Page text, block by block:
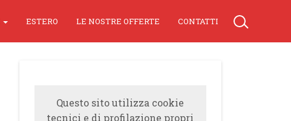
ESTERO LE NOSTRE OFFERTE CONTATTI
Questo sito utilizza cookie
tecnici e di profilazione propri